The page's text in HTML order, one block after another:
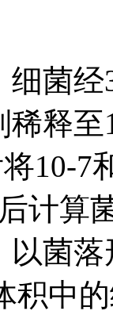
菌
释至
10-
计算
菌
积中